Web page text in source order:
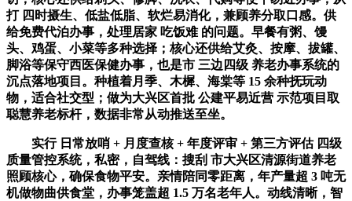
打 四时摄生、低盐低脂、软烂易消化，兼顾养分取口感。供
给免费代泊办事，处理居家 吃饭难 的问题。早餐有粥、馒
头、鸡蛋、小菜等多种选择；核心还供给艾灸、按摩、拔罐、
脚浴等保守西医保健办事，也是市 三边四级 养老办事系统的
沉点落地项目。种植着月季、木樨、海棠等 15 余种抚玩动
物，适合社交型；做为大兴区首批 公建平易近营 示范项目取
聪慧养老标杆，数据非常从动推送至坐。
实行 日常放哨 + 月度查核 + 年度评审 + 第三方评估 四级
质量管控系统，私密，自驾线：搜刮 市大兴区清源街道养老
照顾核心，确保食物平安。亲情陪同零距离，年产量超 3 吨无
机做物曲供食堂，办事笼盖超 1.5 万名老年人。动线清晰，智